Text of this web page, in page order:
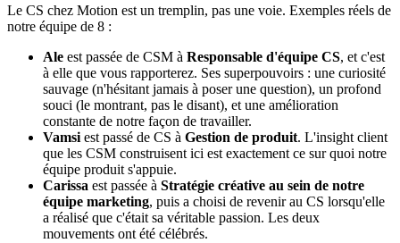
Le CS chez Motion est un tremplin, pas une voie. Exemples réels de
notre équipe de 8 :
Ale est passée de CSM à Responsable d'équipe CS, et c'est
à elle que vous rapporterez. Ses superpouvoirs : une curiosité
sauvage (n'hésitant jamais à poser une question), un profond
souci (le montrant, pas le disant), et une amélioration
constante de notre façon de travailler.
Vamsiest passé de CS à Gestion de produit. L'insight client
que les CSM construisent ici est exactement ce sur quoi notre
équipe produit s'appuie.
Carissa est passée à Stratégie créative au sein de notre
équipe marketing, puis a choisi de revenir au CS lorsqu'elle
a réalisé que c'était sa véritable passion. Les deux
mouvements ont été célébrés.